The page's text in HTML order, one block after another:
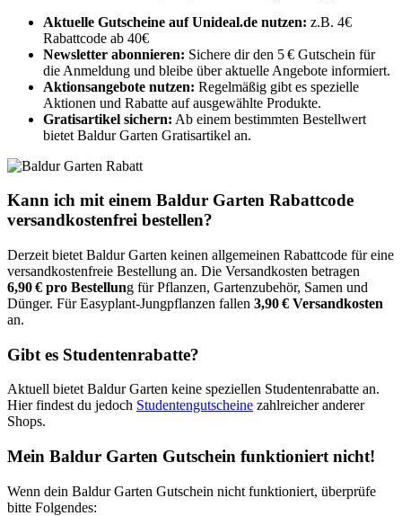
Aktuelle Gutscheine auf Unideal.de nutzen: z.B. 4€
Rabattcode ab 40€
Newsletter abonnieren: Sichere dir den 5 € Gutschein für
die Anmeldung und bleibe über aktuelle Angebote informiert.​
Aktionsangebote nutzen: Regelmäßig gibt es spezielle
Aktionen und Rabatte auf ausgewählte Produkte.​
Gratisartikel sichern: Ab einem bestimmten Bestellwert
bietet Baldur Garten Gratisartikel an.​
Kann ich mit einem Baldur Garten Rabattcode
versandkostenfrei bestellen?
Derzeit bietet Baldur Garten keinen allgemeinen Rabattcode für eine
versandkostenfreie Bestellung an. Die Versandkosten betragen
6,90 € pro Bestellung für Pflanzen, Gartenzubehör, Samen und
Dünger. Für Easyplant-Jungpflanzen fallen 3,90 € Versandkosten
an.​
Gibt es Studentenrabatte?
Aktuell bietet Baldur Garten keine speziellen Studentenrabatte an.
Hier findest du jedoch Studentengutscheine zahlreicher anderer
Shops.
Mein Baldur Garten Gutschein funktioniert nicht!
Wenn dein Baldur Garten Gutschein nicht funktioniert, überprüfe
bitte Folgendes: